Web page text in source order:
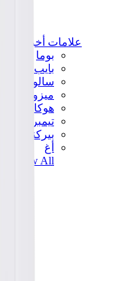
علامات أخرى
بوما
بايب
سالومون
ميزون ميهارا
هوكا
تيمبرلاند
بيركنستوك
أغ
View All